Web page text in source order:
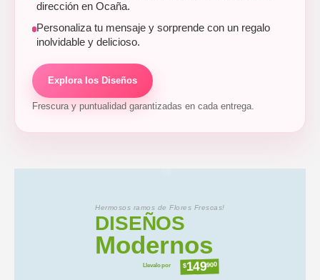
dirección en Ocaña.
Personaliza tu mensaje y sorprende con un regalo
inolvidable y delicioso.
Explora los Diseños
Frescura y puntualidad garantizadas en cada entrega.
Hermosos ramos de Flores Frescas!
DISEÑOS
Modernos
Llevalo por $149900